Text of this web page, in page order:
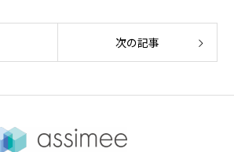
次の記事